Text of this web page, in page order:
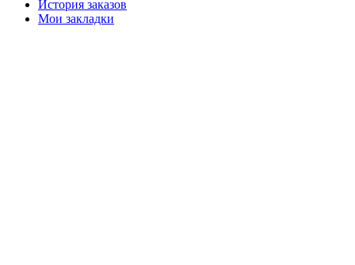
История заказов
Мои закладки